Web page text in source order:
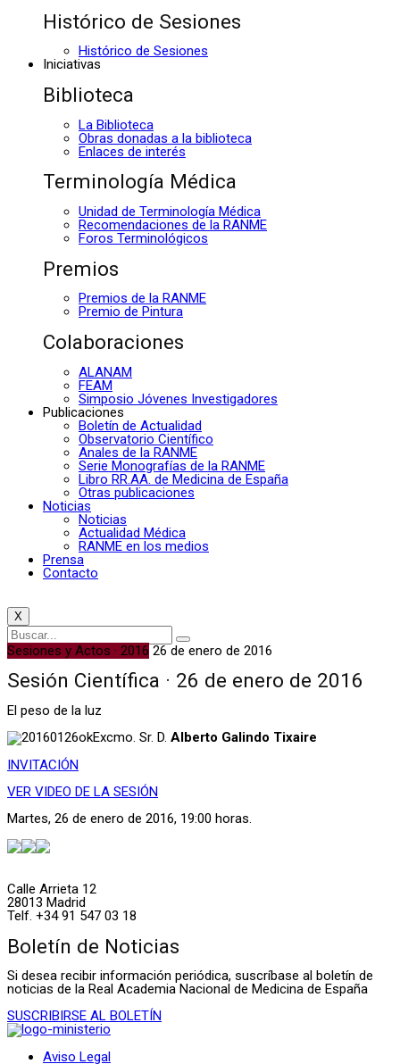
Histórico de Sesiones
Histórico de Sesiones
Iniciativas
Biblioteca
La Biblioteca
Obras donadas a la biblioteca
Enlaces de interés
Terminología Médica
Unidad de Terminología Médica
Recomendaciones de la RANME
Foros Terminológicos
Premios
Premios de la RANME
Premio de Pintura
Colaboraciones
ALANAM
FEAM
Simposio Jóvenes Investigadores
Publicaciones
Boletín de Actualidad
Observatorio Científico
Anales de la RANME
Serie Monografías de la RANME
Libro RR.AA. de Medicina de España
Otras publicaciones
Noticias
Noticias
Actualidad Médica
RANME en los medios
Prensa
Contacto
X
Sesiones y Actos · 2016 26 de enero de 2016
Sesión Científica · 26 de enero de 2016
El peso de la luz
Excmo. Sr. D. Alberto Galindo Tixaire
INVITACIÓN
VER VIDEO DE LA SESIÓN
Martes, 26 de enero de 2016, 19:00 horas.
Calle Arrieta 12
28013 Madrid
Telf. +34 91 547 03 18
Boletín de Noticias
Si desea recibir información periódica, suscríbase al boletín de
noticias de la Real Academia Nacional de Medicina de España
SUSCRIBIRSE AL BOLETÍN
Aviso Legal